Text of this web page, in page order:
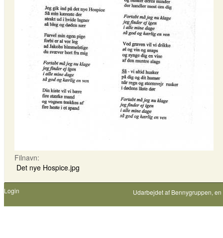
Filnavn:
Det nye Hospice.jpg
Login Udarbejdet af Bennygruppen,